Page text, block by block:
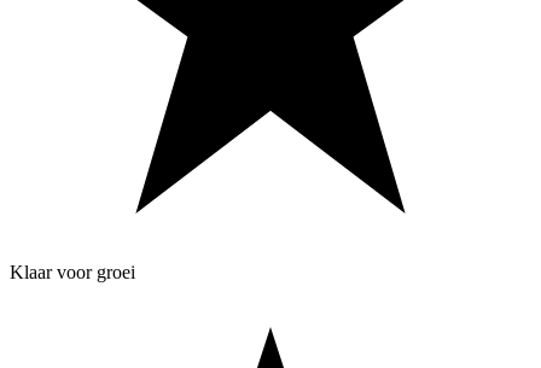
Klaar voor groei